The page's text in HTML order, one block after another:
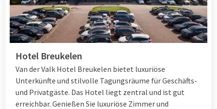
Hotel Breukelen
Van der Valk Hotel Breukelen bietet luxuriöse
Unterkünfte und stilvolle Tagungsräume für Geschäfts-
und Privatgäste. Das Hotel liegt zentral und ist gut
erreichbar. Genießen Sie luxuriöse Zimmer und